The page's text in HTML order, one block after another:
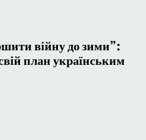
війну до зими”:
план українським